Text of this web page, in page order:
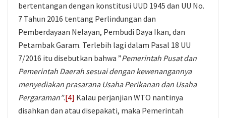
bertentangan dengan konstitusi UUD 1945 dan UU No.
7 Tahun 2016 tentang Perlindungan dan
Pemberdayaan Nelayan, Pembudi Daya Ikan, dan
Petambak Garam. Terlebih lagi dalam Pasal 18 UU
7/2016 itu disebutkan bahwa ”Pemerintah Pusat dan
Pemerintah Daerah sesuai dengan kewenangannya
menyediakan prasarana Usaha Perikanan dan Usaha
Pergaraman”.[4] Kalau perjanjian WTO nantinya
disahkan dan atau disepakati, maka Pemerintah